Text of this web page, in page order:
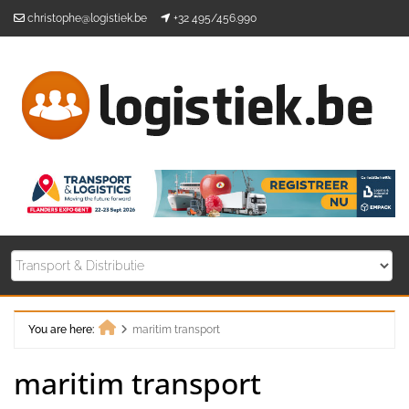
christophe@logistiek.be +32 495/456.990
You are here:
maritim transport
maritim transport